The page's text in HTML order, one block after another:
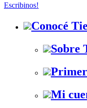
Escribinos!
Conocé
Sobre
Mi